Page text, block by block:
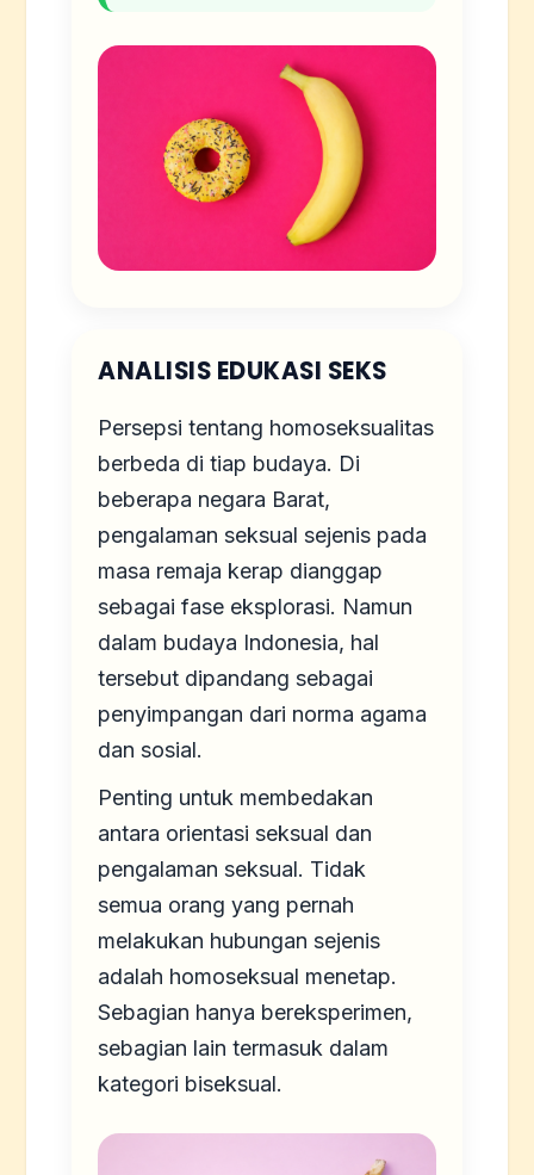
ANALISIS EDUKASI SEKS
Persepsi tentang homoseksualitas
berbeda di tiap budaya. Di
beberapa negara Barat,
pengalaman seksual sejenis pada
masa remaja kerap dianggap
sebagai fase eksplorasi. Namun
dalam budaya Indonesia, hal
tersebut dipandang sebagai
penyimpangan dari norma agama
dan sosial.
Penting untuk membedakan
antara orientasi seksual dan
pengalaman seksual. Tidak
semua orang yang pernah
melakukan hubungan sejenis
adalah homoseksual menetap.
Sebagian hanya bereksperimen,
sebagian lain termasuk dalam
kategori biseksual.